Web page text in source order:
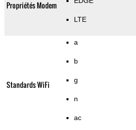
Propriétés Modem
LTE
Standards WiFi
a
b
g
n
ac